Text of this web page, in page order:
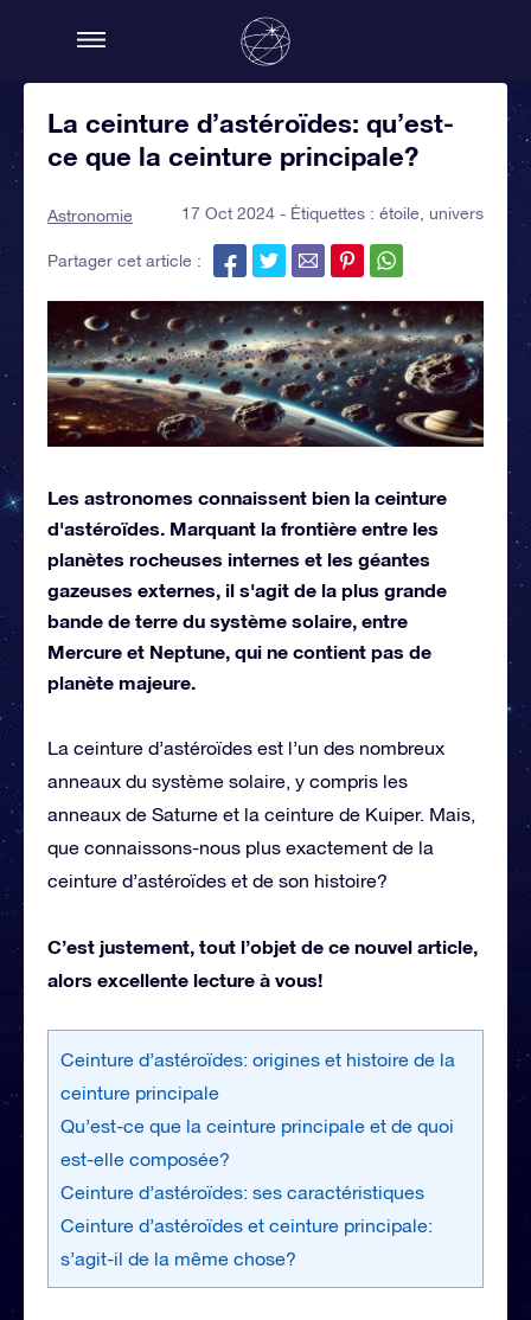
La ceinture d’astéroïdes: qu’est-
ce que la ceinture principale?
Astronomie 17 Oct 2024 - Étiquettes : étoile univers
Partager cet article :
Les astronomes connaissent bien la ceinture
d'astéroïdes. Marquant la frontière entre les
planètes rocheuses internes et les géantes
gazeuses externes, il s'agit de la plus grande
bande de terre du système solaire, entre
Mercure et Neptune, qui ne contient pas de
planète majeure.
La ceinture d’astéroïdes est l’un des nombreux
anneaux du système solaire, y compris les
anneaux de Saturne et la ceinture de Kuiper. Mais,
que connaissons-nous plus exactement de la
ceinture d’astéroïdes et de son histoire?
C’est justement, tout l’objet de ce nouvel article,
alors excellente lecture à vous!
Ceinture d’astéroïdes: origines et histoire de la
ceinture principale
Qu’est-ce que la ceinture principale et de quoi
est-elle composée?
Ceinture d’astéroïdes: ses caractéristiques
Ceinture d’astéroïdes et ceinture principale:
s’agit-il de la même chose?